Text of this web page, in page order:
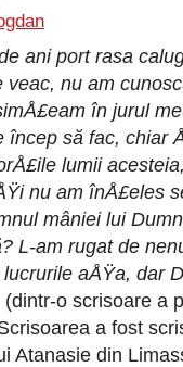
ani port rasa
veac, nu am
în jurul
încep să fac, chiar
lumii
nu am înÅ£eles
mâniei lui
L-am rugat de
aÅŸa, dar
(dintr-o scrisoare a
a fost
Atanasie din